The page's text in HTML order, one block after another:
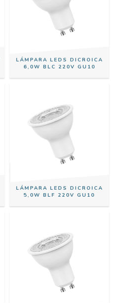
LÁMPARA LEDS DICROICA
6,0W BLC 220V GU10
LÁMPARA LEDS DICROICA
5,0W BLF 220V GU10